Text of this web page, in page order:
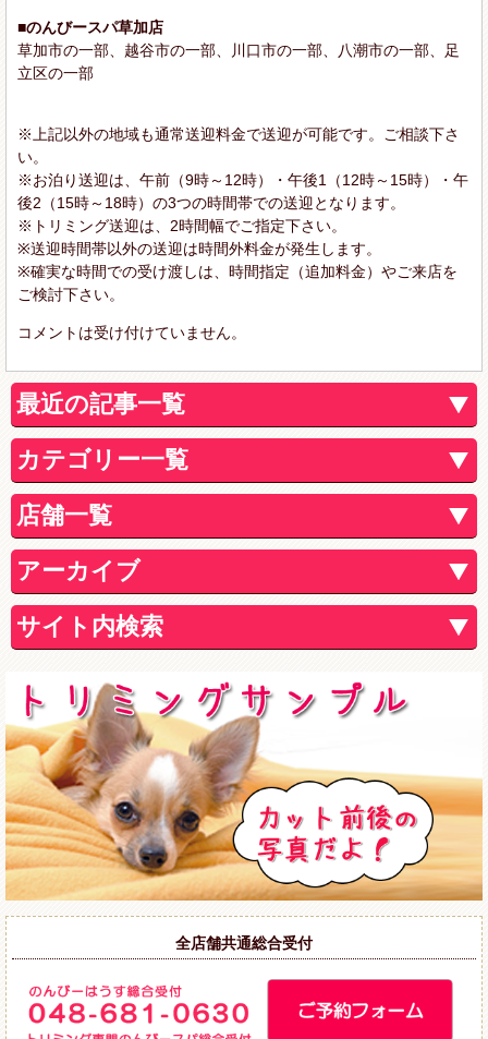
■のんびースパ草加店
草加市の一部、越谷市の一部、川口市の一部、八潮市の一部、足
立区の一部
※上記以外の地域も通常送迎料金で送迎が可能です。ご相談下さ
い。
※お泊り送迎は、午前（9時～12時）・午後1（12時～15時）・午
後2（15時～18時）の3つの時間帯での送迎となります。
※トリミング送迎は、2時間幅でご指定下さい。
※送迎時間帯以外の送迎は時間外料金が発生します。
※確実な時間での受け渡しは、時間指定（追加料金）やご来店を
ご検討下さい。
コメントは受け付けていません。
最近の記事一覧
カテゴリー一覧
店舗一覧
アーカイブ
サイト内検索
全店舗共通総合受付